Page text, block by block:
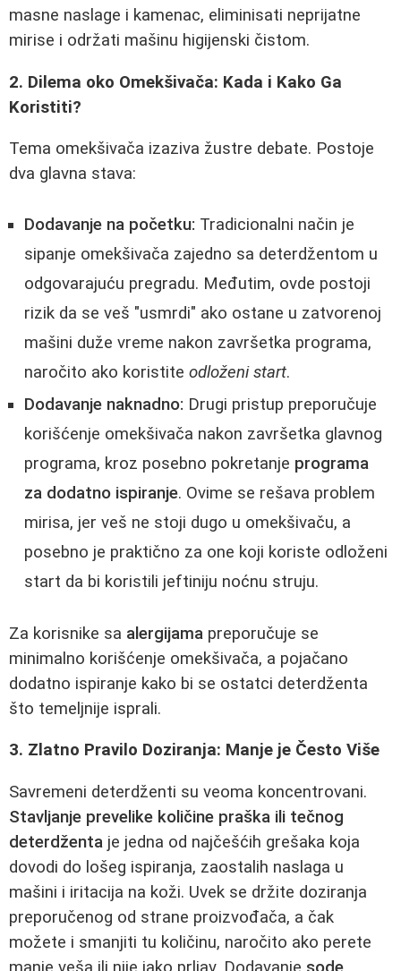
masne naslage i kamenac, eliminisati neprijatne
mirise i održati mašinu higijenski čistom.
2. Dilema oko Omekšivača: Kada i Kako Ga
Koristiti?
Tema omekšivača izaziva žustre debate. Postoje
dva glavna stava:
Dodavanje na početku: Tradicionalni način je
sipanje omekšivača zajedno sa deterdžentom u
odgovarajuću pregradu. Međutim, ovde postoji
rizik da se veš "usmrdi" ako ostane u zatvorenoj
mašini duže vreme nakon završetka programa,
naročito ako koristite odloženi start.
Dodavanje naknadno: Drugi pristup preporučuje
korišćenje omekšivača nakon završetka glavnog
programa, kroz posebno pokretanje programa
za dodatno ispiranje. Ovime se rešava problem
mirisa, jer veš ne stoji dugo u omekšivaču, a
posebno je praktično za one koji koriste odloženi
start da bi koristili jeftiniju noćnu struju.
Za korisnike sa alergijama preporučuje se
minimalno korišćenje omekšivača, a pojačano
dodatno ispiranje kako bi se ostatci deterdženta
što temeljnije isprali.
3. Zlatno Pravilo Doziranja: Manje je Često Više
Savremeni deterdženti su veoma koncentrovani.
Stavljanje prevelike količine praška ili tečnog
deterdženta je jedna od najčešćih grešaka koja
dovodi do lošeg ispiranja, zaostalih naslaga u
mašini i iritacija na koži. Uvek se držite doziranja
preporučenog od strane proizvođača, a čak
možete i smanjiti tu količinu, naročito ako perete